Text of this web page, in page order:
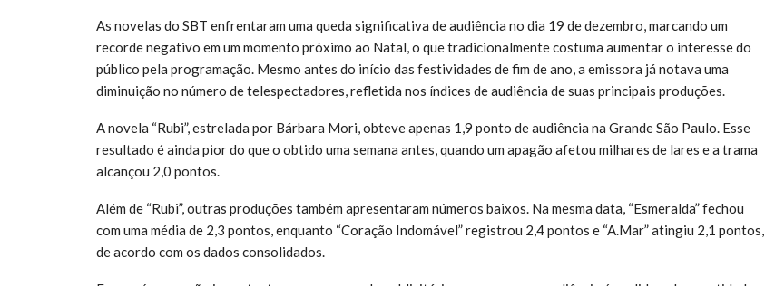
As novelas do SBT enfrentaram uma queda significativa de audiência no dia 19 de dezembro, marcando um
recorde negativo em um momento próximo ao Natal, o que tradicionalmente costuma aumentar o interesse do
público pela programação. Mesmo antes do início das festividades de fim de ano, a emissora já notava uma
diminuição no número de telespectadores, refletida nos índices de audiência de suas principais produções.
A novela “Rubi”, estrelada por Bárbara Mori, obteve apenas 1,9 ponto de audiência na Grande São Paulo. Esse
resultado é ainda pior do que o obtido uma semana antes, quando um apagão afetou milhares de lares e a trama
alcançou 2,0 pontos.
Além de “Rubi”, outras produções também apresentaram números baixos. Na mesma data, “Esmeralda” fechou
com uma média de 2,3 pontos, enquanto “Coração Indomável” registrou 2,4 pontos e “A.Mar” atingiu 2,1 pontos,
de acordo com os dados consolidados.